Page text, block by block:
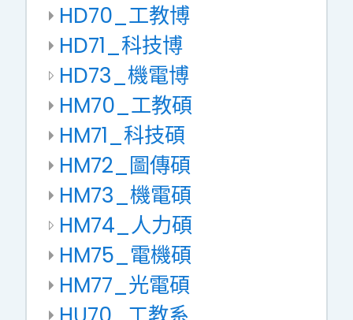
HD70_工教博
HD71_科技博
HD73_機電博
HM70_工教碩
HM71_科技碩
HM72_圖傳碩
HM73_機電碩
HM74_人力碩
HM75_電機碩
HM77_光電碩